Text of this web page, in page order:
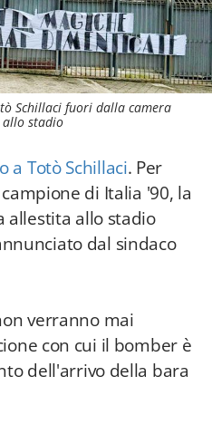
Schillaci fuori dalla camera
stadio
a Totò Schillaci. Per
di Italia '90, la
allestita allo stadio
dal sindaco
verranno mai
con cui il bomber è
dell'arrivo della bara